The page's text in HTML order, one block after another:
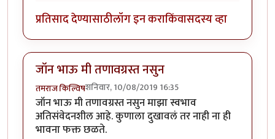
प्रतिसाद देण्यासाठीलॉग इन कराकिंवासदस्य व्हा
जॉन भाऊ मी तणावग्रस्त नसुन
तमराज किल्विषशनिवार, 10/08/2019 16:35
जॉन भाऊ मी तणावग्रस्त नसुन माझा स्वभाव
अतिसंवेदनशील आहे. कुणाला दुखावलं तर नाही ना ही
भावना फक्त छळते.